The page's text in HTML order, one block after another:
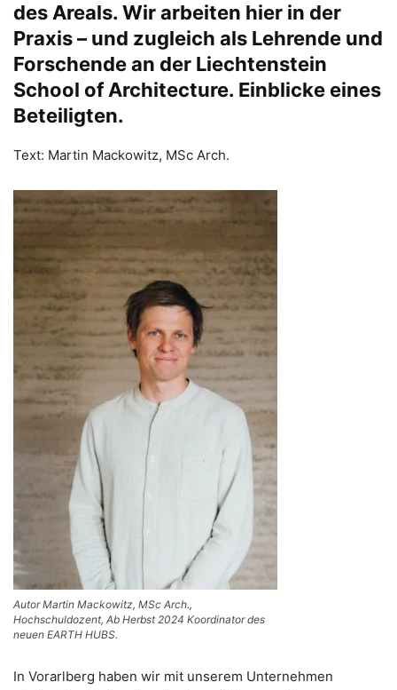
des Areals. Wir arbeiten hier in der
Praxis – und zugleich als Lehrende und
Forschende an der Liechtenstein
School of Architecture. Einblicke eines
Beteiligten.
Text: Martin Mackowitz, MSc Arch.
Autor Martin Mackowitz, MSc Arch.,
Hochschuldozent, Ab Herbst 2024 Koordinator des
neuen EARTH HUBS.
In Vorarlberg haben wir mit unserem Unternehmen